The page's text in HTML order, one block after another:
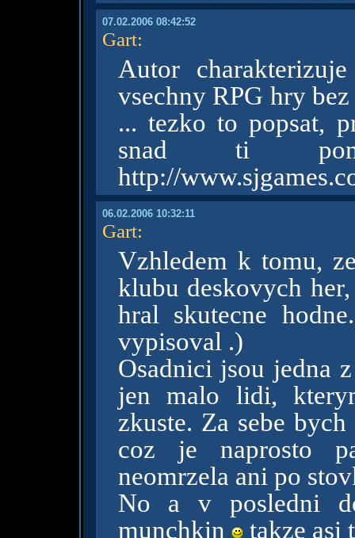
07.02.2006 08:42:52
Gart:
Autor
vsechny RPG hry
... tezko to popsat,
snad ti
http://
06.02.2006 10:32:11
Gart:
Vzhledem k tomu,
klubu deskovych
hral skutecne
vypisoval .)
Osadnici jsou jedna
jen malo lidi,
zkuste. Za sebe
coz je naprosto
neomrzela ani po
No a v posledni
munchkin
takze asi